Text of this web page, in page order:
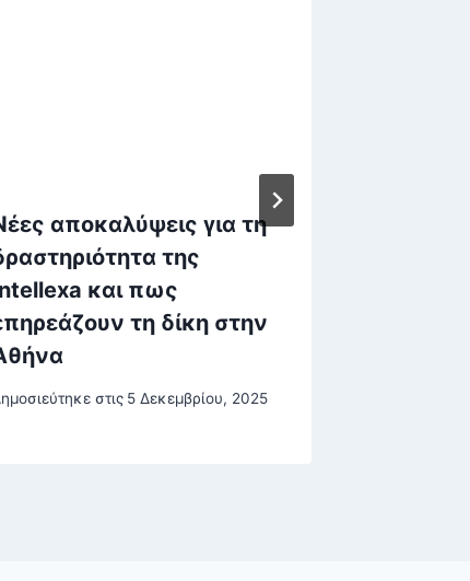
αποκαλύψεις για τη
της
και πως
τη δίκη στην
στις 5 Δεκεμβρίου, 2025